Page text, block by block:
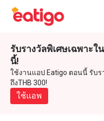
รับรางวัลพิเศษเฉพาะใ
นี้!
ใช้งานแอป Eatigo ตอนนี้ รับ
ถึงTHB 300!
ใช้แอพ